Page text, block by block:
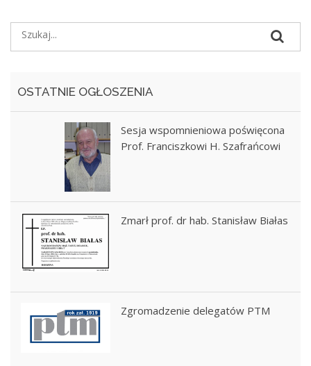
OSTATNIE OGŁOSZENIA
Sesja wspomnieniowa poświęcona
Prof. Franciszkowi H. Szafrańcowi
Zmarł prof. dr hab. Stanisław Białas
Zgromadzenie delegatów PTM